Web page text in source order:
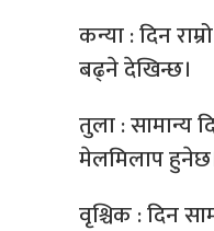
कन्या : दिन
बढ्ने देखिन्छ।
तुला : सामान्य
मेलमिलाप हुनेछ।
वृश्चिक : दिन